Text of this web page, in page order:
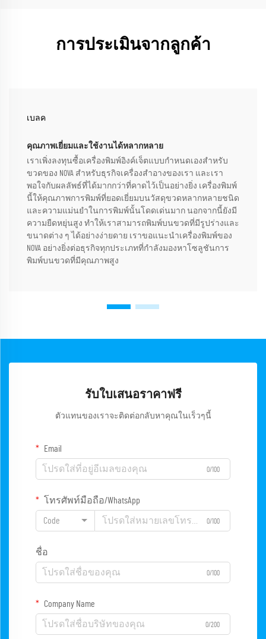
การประเมินจากลูกค้า
เบลค
คุณภาพเยี่ยมและใช้งานได้หลากหลาย
เราเพิ่งลงทุนซื้อเครื่องพิมพ์อิงค์เจ็ตแบบกำหนดเองสำหรับ
ขวดของ NOVA สำหรับธุรกิจเครื่องสำอางของเรา และเรา
พอใจกับผลลัพธ์ที่ได้มากกว่าที่คาดไว้เป็นอย่างยิ่ง เครื่องพิมพ์
นี้ให้คุณภาพการพิมพ์ที่ยอดเยี่ยมบนวัสดุขวดหลากหลายชนิด
และความแม่นยำในการพิมพ์นั้นโดดเด่นมาก นอกจากนี้ยังมี
ความยืดหยุ่นสูง ทำให้เราสามารถพิมพ์บนขวดที่มีรูปร่างและ
ขนาดต่าง ๆ ได้อย่างง่ายดาย เราขอแนะนำเครื่องพิมพ์ของ
NOVA อย่างยิ่งต่อธุรกิจทุกประเภทที่กำลังมองหาโซลูชันการ
พิมพ์บนขวดที่มีคุณภาพสูง
รับใบเสนอราคาฟรี
ตัวแทนของเราจะติดต่อกลับหาคุณในเร็วๆนี้
Email
0/100
โทรศัพท์มือถือ/WhatsApp
Code 0/100
ชื่อ
0/100
Company Name
0/200